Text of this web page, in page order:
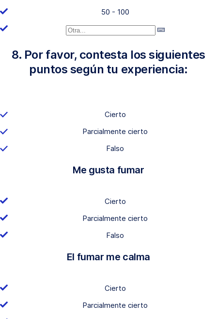
50 - 100
8. Por favor, contesta los siguientes
puntos según tu experiencia:
Cierto
Parcialmente cierto
Falso
Me gusta fumar
Cierto
Parcialmente cierto
Falso
El fumar me calma
Cierto
Parcialmente cierto